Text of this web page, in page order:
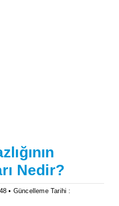
Nedir?
• Güncelleme Tarihi :